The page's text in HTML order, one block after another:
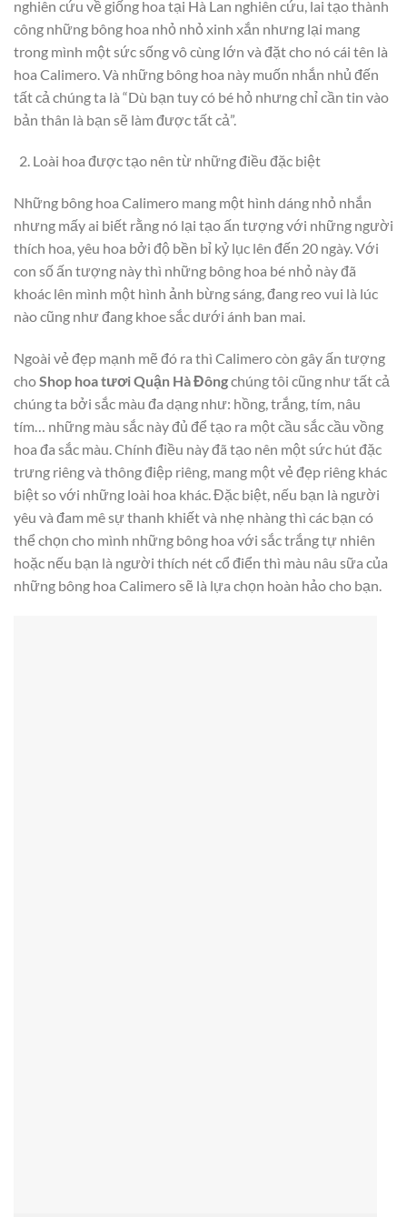
nghiên cứu về giống hoa tại Hà Lan nghiên cứu, lai tạo thành
công những bông hoa nhỏ nhỏ xinh xắn nhưng lại mang
trong mình một sức sống vô cùng lớn và đặt cho nó cái tên là
hoa Calimero. Và những bông hoa này muốn nhắn nhủ đến
tất cả chúng ta là “Dù bạn tuy có bé hỏ nhưng chỉ cần tin vào
bản thân là bạn sẽ làm được tất cả”.
Loài hoa được tạo nên từ những điều đặc biệt
Những bông hoa Calimero mang một hình dáng nhỏ nhắn
nhưng mấy ai biết rằng nó lại tạo ấn tượng với những người
thích hoa, yêu hoa bởi độ bền bỉ kỷ lục lên đến 20 ngày. Với
con số ấn tượng này thì những bông hoa bé nhỏ này đã
khoác lên mình một hình ảnh bừng sáng, đang reo vui là lúc
nào cũng như đang khoe sắc dưới ánh ban mai.
Ngoài vẻ đẹp mạnh mẽ đó ra thì Calimero còn gây ấn tượng
choShop hoa tươi Quận Hà Đôngchúng tôi cũng như tất cả
chúng ta bởi sắc màu đa dạng như: hồng, trắng, tím, nâu
tím… những màu sắc này đủ để tạo ra một cầu sắc cầu vồng
hoa đa sắc màu. Chính điều này đã tạo nên một sức hút đặc
trưng riêng và thông điệp riêng, mang một vẻ đẹp riêng khác
biệt so với những loài hoa khác. Đặc biệt, nếu bạn là người
yêu và đam mê sự thanh khiết và nhẹ nhàng thì các bạn có
thể chọn cho mình những bông hoa với sắc trắng tự nhiên
hoặc nếu bạn là người thích nét cổ điển thì màu nâu sữa của
những bông hoa Calimero sẽ là lựa chọn hoàn hảo cho bạn.